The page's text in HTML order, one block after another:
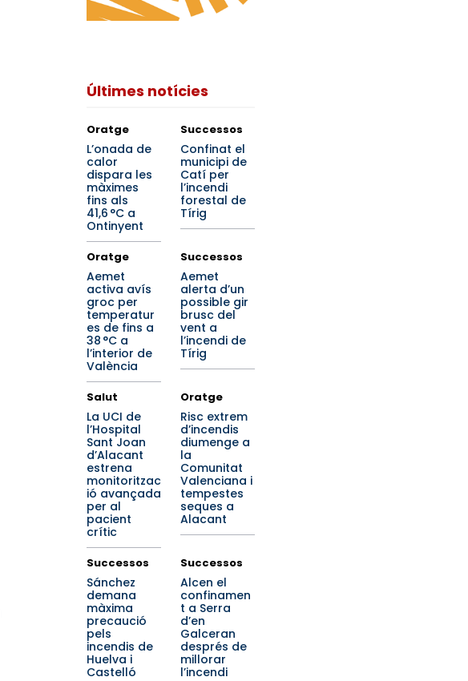
Últimes notícies
Oratge
L’onada de
calor
dispara les
màximes
fins als
41,6 °C a
Ontinyent
Successos
Confinat el
municipi de
Catí per
l’incendi
forestal de
Tírig
Oratge
Aemet
activa avís
groc per
temperatur
es de fins a
38 °C a
l’interior de
València
Successos
Aemet
alerta d’un
possible gir
brusc del
vent a
l’incendi de
Tírig
Salut
La UCI de
l’Hospital
Sant Joan
d’Alacant
estrena
monitoritzac
ió avançada
per al
pacient
crític
Oratge
Risc extrem
d’incendis
diumenge a
la
Comunitat
Valenciana i
tempestes
seques a
Alacant
Successos
Sánchez
demana
màxima
precaució
pels
incendis de
Huelva i
Castelló
Successos
Alcen el
confinamen
t a Serra
d’en
Galceran
després de
millorar
l’incendi